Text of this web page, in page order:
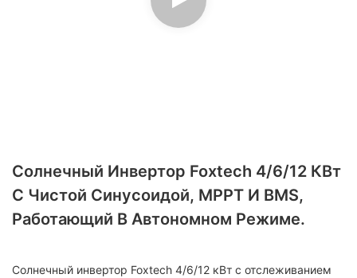
Солнечный Инвертор Foxtech 4/6/12 КВт
С Чистой Синусоидой, MPPT И BMS,
Работающий В Автономном Режиме.
Солнечный инвертор Foxtech 4/6/12 кВт с отслеживанием